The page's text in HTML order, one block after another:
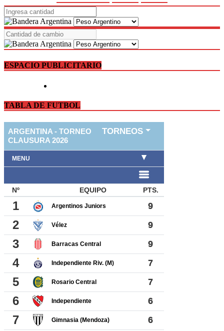
ESPACIO PUBLICITARIO
TABLA DE FUTBOL